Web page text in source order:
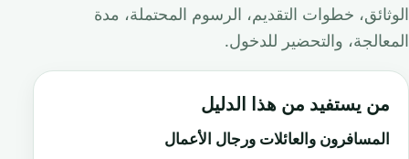
الوثائق، خطوات التقديم، الرسوم المحتملة، مدة
المعالجة، والتحضير للدخول.
من يستفيد من هذا الدليل
المسافرون والعائلات ورجال الأعمال